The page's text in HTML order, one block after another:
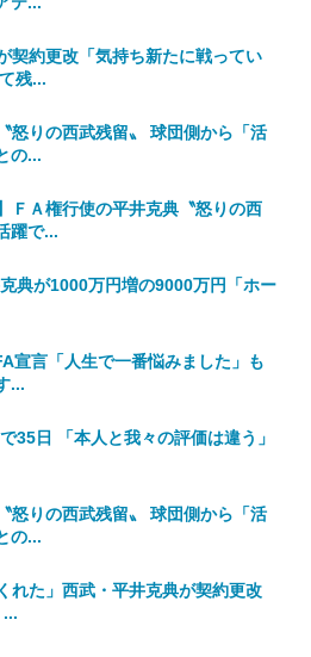
契約更改「気持ち新たに戦ってい
残...
怒りの西武残留〟 球団側から「活
の...
ＦＡ権行使の平井克典〝怒りの西
躍で...
克典が1000万円増の9000万円「ホー
宣言「人生で一番悩みました」も
...
35日 「本人と我々の評価は違う」
怒りの西武残留〟 球団側から「活
の...
れた」西武・平井克典が契約更改
...